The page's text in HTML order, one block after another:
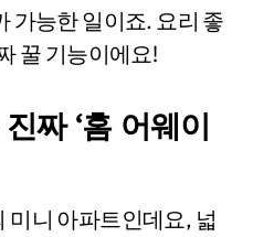
가능한 일이죠. 요리 좋
꿀 기능이에요!
짜 ‘홈 어웨이
미니 아파트인데요, 넓